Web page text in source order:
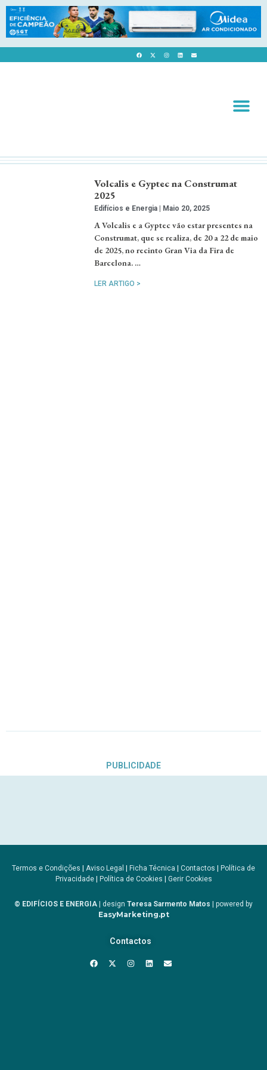
Volcalis e Gyptec na Construmat
2025
Edifícios e Energia Maio 20, 2025
A Volcalis e a Gyptec vão estar presentes na
Construmat, que se realiza, de 20 a 22 de maio
de 2025, no recinto Gran Via da Fira de
Barcelona. …
LER ARTIGO >
PUBLICIDADE
Termos e Condições | Aviso Legal | Ficha Técnica | Contactos | Política de
Privacidade| Política de Cookies | Gerir Cookies
© EDIFÍCIOS E ENERGIA | design Teresa Sarmento Matos | powered by
EasyMarketing.pt
Contactos